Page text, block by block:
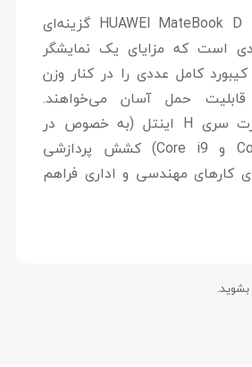
HUAWEI MateBook گزینه‌ای
است که مزایای یک نمایشگر
و کیبورد کامل عددی را در کنار وزن
حمل آسان می‌خواهند.
پردازنده‌های پرقدرت سری H اینتل (به خصوص در
نسخه‌های Core i7 و Core i9) کشش پردازشی
کارهای مهندسی و اداری فراهم
بشوید.